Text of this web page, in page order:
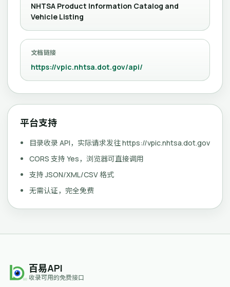
NHTSA Product Information Catalog and
Vehicle Listing
文档链接
https://vpic.nhtsa.dot.gov/api/
平台支持
目录收录 API，实际请求发往 https://vpic.nhtsa.dot.gov
CORS 支持 Yes，浏览器可直接调用
支持 JSON/XML/CSV 格式
无需认证，完全免费
百易API
收录可用的免费接口